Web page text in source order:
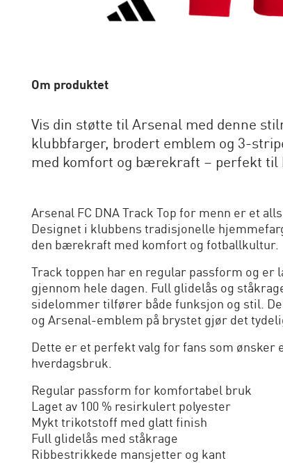
Om produktet
Vis din støtte til Arsenal med denne
klubbfarger, brodert emblem og 3-
med komfort og bærekraft – perfekt til
Arsenal FC DNA Track Top for menn er et
Designet i klubbens tradisjonelle
den bærekraft med komfort og fotballkultur.
Track toppen har en regular passform og
gjennom hele dagen. Full glidelås og
sidelommer tilfører både funksjon og stil.
og Arsenal-emblem på brystet gjør det
Dette er et perfekt valg for fans som
hverdagsbruk.
Regular passform for komfortabel bruk
Laget av 100 % resirkulert polyester
Mykt trikotstoff med glatt finish
Full glidelås med ståkrage
Ribbestrikkede mansjetter og kant